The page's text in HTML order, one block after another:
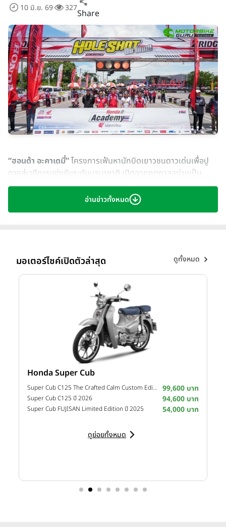
10 มิ.ย. 69 327Share
“ฮอนด้า อะคาเดมี่”โครงการเฟ้นหานักบิดเยาวชนดาวเด่นเพื่อปู
ทางสู่เวทีการแข่งขันระดับนานาชาติ เปิดฉากฤดูกาลอย่างเป็น
ทางการ ณ เจ.เอส.ดับบลิว มอเตอร์สปอร์ต จังหวัดนครสวรรค์ เมื่อ
วันที่ 6-7 มิถุนายนที่ผ่านมาอ่านข่าวทั้งหมด
มอเตอร์ไซค์เปิดตัวล่าสุด ดูทั้งหมด
Honda Super Cub
Super Cub C125 The Crafted Calm Custom Edition ปี 2026 99,600 บาท
Super Cub C125 ปี 2026 94,600 บาท
Super Cub FUJISAN Limited Edition ปี 2025 54,000 บาท
ดูย่อยทั้งหมด